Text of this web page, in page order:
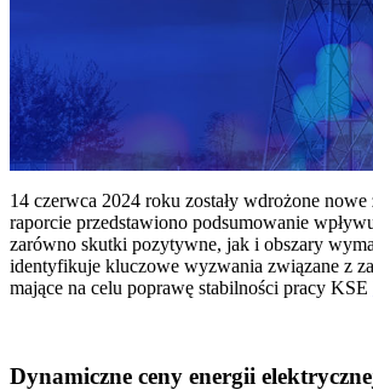
14 czerwca 2024 roku zostały wdrożone
raporcie przedstawiono podsumowanie
zarówno skutki pozytywne, jak i obszary
identyfikuje kluczowe wyzwania związane z
mające na celu poprawę stabilności pracy KSE
Dynamiczne ceny energii